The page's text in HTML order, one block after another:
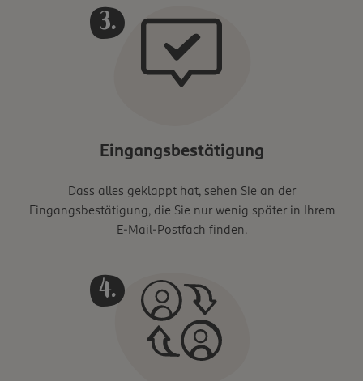
Eingangsbestätigung
Dass alles geklappt hat, sehen Sie an der
Eingangsbestätigung, die Sie nur wenig später in Ihrem
E-Mail-Postfach finden.